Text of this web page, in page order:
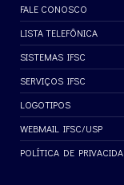
FALE CONOSCO
LISTA TELEFÔNICA
SISTEMAS IFSC
SERVIÇOS IFSC
LOGOTIPOS
WEBMAIL IFSC/USP
POLÍTICA DE